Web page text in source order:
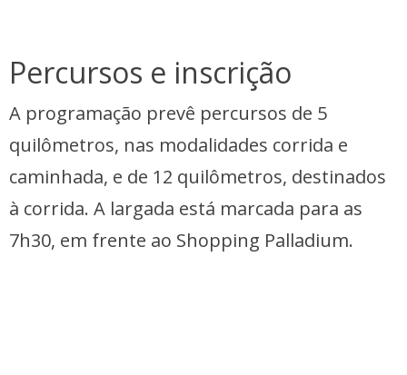
Percursos e inscrição
A programação prevê percursos de 5
quilômetros, nas modalidades corrida e
caminhada, e de 12 quilômetros, destinados
à corrida. A largada está marcada para as
7h30, em frente ao Shopping Palladium.